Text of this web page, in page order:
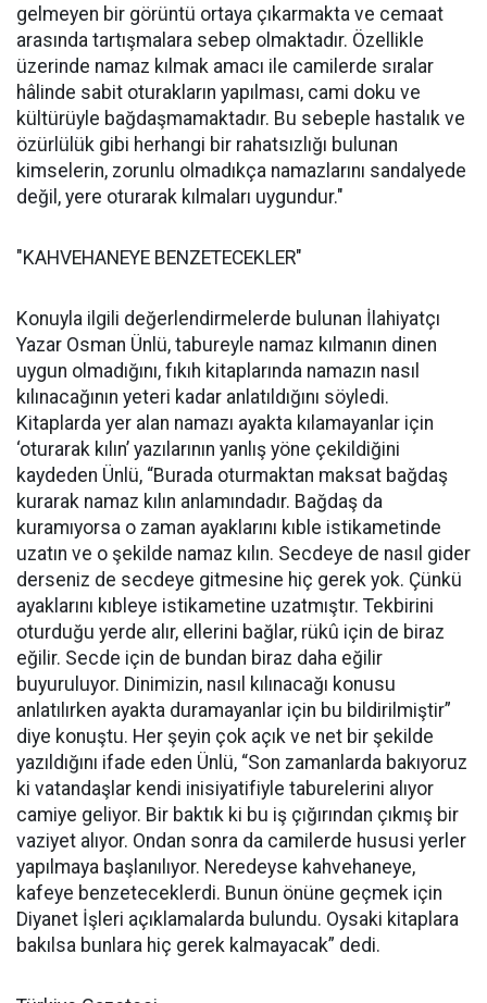
gelmeyen bir görüntü ortaya çıkarmakta ve cemaat
arasında tartışmalara sebep olmaktadır. Özellikle
üzerinde namaz kılmak amacı ile camilerde sıralar
hâlinde sabit oturakların yapılması, cami doku ve
kültürüyle bağdaşmamaktadır. Bu sebeple hastalık ve
özürlülük gibi herhangi bir rahatsızlığı bulunan
kimselerin, zorunlu olmadıkça namazlarını sandalyede
değil, yere oturarak kılmaları uygundur."
"KAHVEHANEYE BENZETECEKLER"
Konuyla ilgili değerlendirmelerde bulunan İlahiyatçı
Yazar Osman Ünlü, tabureyle namaz kılmanın dinen
uygun olmadığını, fıkıh kitaplarında namazın nasıl
kılınacağının yeteri kadar anlatıldığını söyledi.
Kitaplarda yer alan namazı ayakta kılamayanlar için
‘oturarak kılın’ yazılarının yanlış yöne çekildiğini
kaydeden Ünlü, “Burada oturmaktan maksat bağdaş
kurarak namaz kılın anlamındadır. Bağdaş da
kuramıyorsa o zaman ayaklarını kıble istikametinde
uzatın ve o şekilde namaz kılın. Secdeye de nasıl gider
derseniz de secdeye gitmesine hiç gerek yok. Çünkü
ayaklarını kıbleye istikametine uzatmıştır. Tekbirini
oturduğu yerde alır, ellerini bağlar, rükû için de biraz
eğilir. Secde için de bundan biraz daha eğilir
buyuruluyor. Dinimizin, nasıl kılınacağı konusu
anlatılırken ayakta duramayanlar için bu bildirilmiştir”
diye konuştu. Her şeyin çok açık ve net bir şekilde
yazıldığını ifade eden Ünlü, “Son zamanlarda bakıyoruz
ki vatandaşlar kendi inisiyatifiyle taburelerini alıyor
camiye geliyor. Bir baktık ki bu iş çığırından çıkmış bir
vaziyet alıyor. Ondan sonra da camilerde hususi yerler
yapılmaya başlanılıyor. Neredeyse kahvehaneye,
kafeye benzeteceklerdi. Bunun önüne geçmek için
Diyanet İşleri açıklamalarda bulundu. Oysaki kitaplara
bakılsa bunlara hiç gerek kalmayacak” dedi.